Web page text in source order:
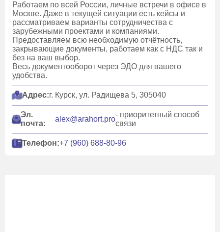
Работаем по всей России, личные встречи в офисе в
Москве. Даже в текущей ситуации есть кейсы и
рассматриваем варианты сотрудничества с
зарубежными проектами и компаниями.
Предоставляем всю необходимую отчётность,
закрывающие документы, работаем как с НДС так и
без на ваш выбор.
Весь документооборот через ЭДО для вашего
удобства.
Адрес:г. Курск, ул. Радищева 5, 305040
Эл.
почта:
alex@arahort.pro
- приоритетный способ
связи
Телефон:+7 (960) 688-80-96